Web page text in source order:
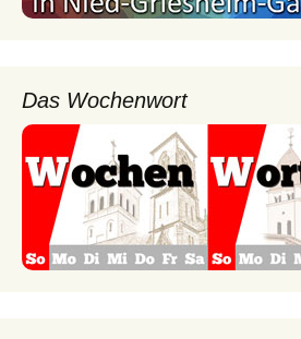
Das Wochenwort